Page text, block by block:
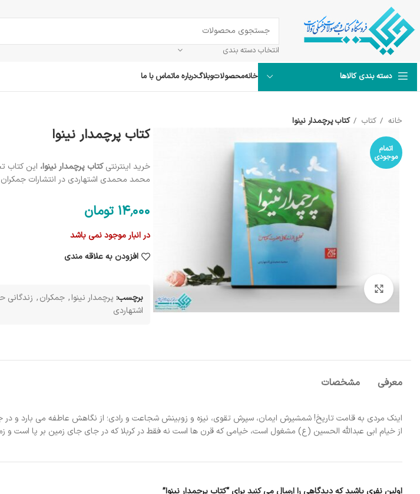
انتخاب دسته بندی
دسته بندی کالاها خانهمحصولاتوبلاگدرباره ماتماس با ما
خانه کتاب کتاب پرچمدار نینوا
اتمام
موجودی
بزرگنمایی تصویر
کتاب پرچمدار نینوا
خرید اینترنتیکتاب پرچمدار نینوا، این کتاب
محمد محمدی اشتهاردی در انتشارات
14٬000 تومان
در انبار موجود نمی باشد
افزودن به علاقه مندی
برچسب: پرچمدار نینوا, جمکران,
اشتهاردی
معرفی مشخصات
اینک مردی به قامت تاریخ! شمشیرش ایمان، سپرش تقوی، نیزه و زوبینش شجاعت و رادی؛ از نگاهش عاطفه می بارد و
از خیام ابی عبدالله الحسین (ع) مشغول است، خیامی که قرن ها است نه فقط در کربلا که در جای جای زمین بر پا است و
اولین نفری باشید که دیدگاهی را ارسال می کنید برای “کتاب پرچمدار نینوا”